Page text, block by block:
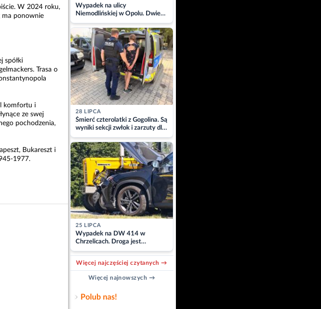
W 2024 roku,
ma ponownie
spółki
Trasa o
komfortu i
ze swej
pochodzenia,
Bukareszt i
1977.
Wypadek na ulicy
Niemodlińskiej w Opolu. Dwie
osoby w szpitalu
28 LIPCA
Śmierć czterolatki z Gogolina. Są
wyniki sekcji zwłok i zarzuty dla
matki
25 LIPCA
Wypadek na DW 414 w
Chrzelicach. Droga jest
zablokowana
Więcej najczęściej czytanych →
Więcej najnowszych →
Polub nas!